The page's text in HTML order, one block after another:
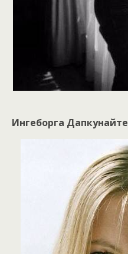
Ингеборга Дапкунайте